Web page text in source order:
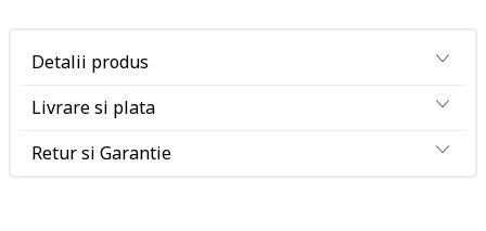
Detalii produs
Livrare si plata
Retur si Garantie